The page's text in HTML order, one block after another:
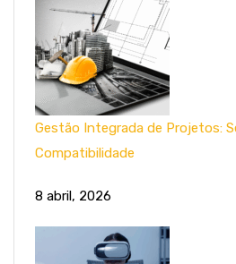
Gestão Integrada de Projetos:
Compatibilidade
8 abril, 2026